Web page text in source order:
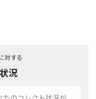
対する
況